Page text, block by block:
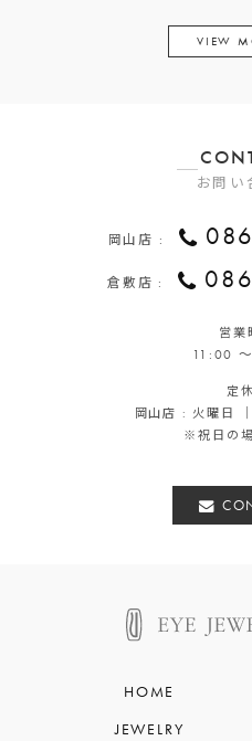
VIEW
お問い
岡山店 :
倉敷店 :
営業
11:00
定
岡山店 : 火曜日
※祝日の
HOME
JEWELRY